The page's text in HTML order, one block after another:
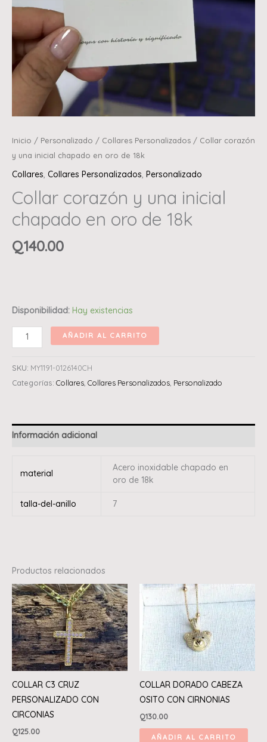
Inicio / Personalizado / Collares Personalizados / Collar corazón
y una inicial chapado en oro de 18k
Collares, Collares Personalizados, Personalizado
Collar corazón y una inicial
chapado en oro de 18k
Q140.00
Disponibilidad: Hay existencias
AÑADIR AL CARRITO
SKU: MY1191-0126140CH
Categorías: Collares Collares Personalizados Personalizado
Información adicional
material
Acero inoxidable chapado en
oro de 18k
talla-del-anillo 7
Productos relacionados
COLLAR C3 CRUZ
PERSONALIZADO CON
CIRCONIAS
Q125.00
COLLAR DORADO CABEZA
OSITO CON CIRNONIAS
Q130.00
AÑADIR AL CARRITO